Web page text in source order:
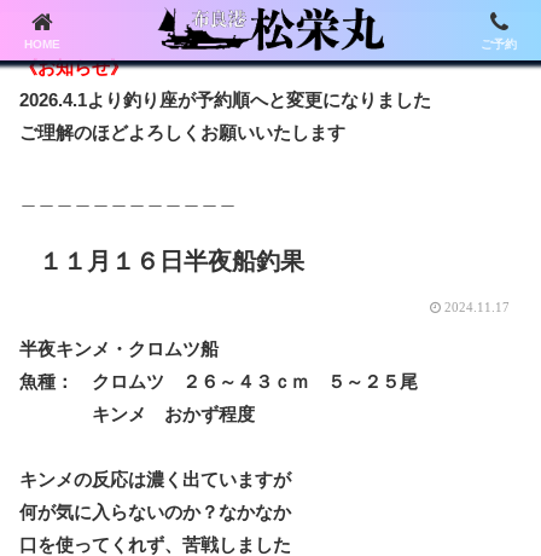
《お知らせ》
2026.4.1より釣り座が予約順へと変更になりました
ご理解のほどよろしくお願いいたします
１１月１６日半夜船釣果
2024.11.17
半夜キンメ・クロムツ船
魚種： クロムツ ２６～４３ｃｍ ５～２５尾
キンメ おかず程度
キンメの反応は濃く出ていますが
何が気に入らないのか？なかなか
口を使ってくれず、苦戦しました
HOME ご予約